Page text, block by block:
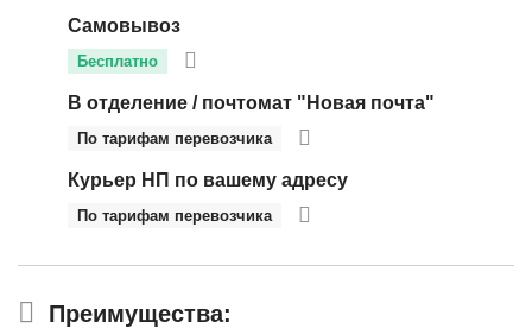
Самовывоз
Бесплатно
В отделение / почтомат "Новая почта"
По тарифам перевозчика
Курьер НП по вашему адресу
По тарифам перевозчика
Преимущества: